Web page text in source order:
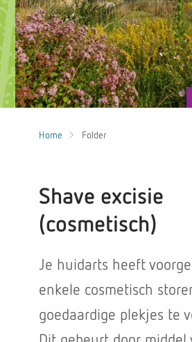
Home Folder
Shave excisie
(cosmetisch)
Je huidarts heeft
enkele cosmetisch
goedaardige plekjes te